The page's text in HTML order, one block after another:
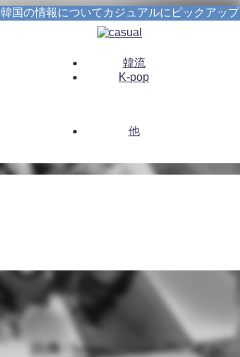
韓国の情報についてカジュアルにピックアップ
韓流
K-pop
他